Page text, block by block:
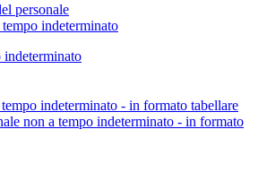
personale
indeterminato
indeterminato
indeterminato - in formato tabellare
non a tempo indeterminato - in formato